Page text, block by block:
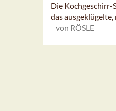
Die Kochgeschirr-
das ausgeklügelte,
von RÖSLE